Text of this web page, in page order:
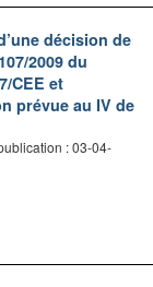
décision de
2009 du
CEE et
prévue au IV de
: 03-04-